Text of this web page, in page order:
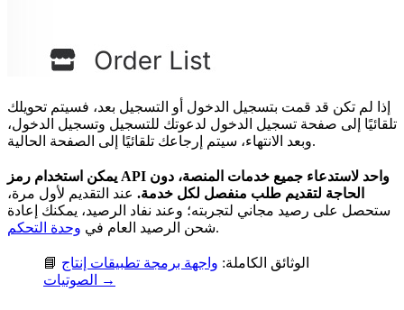
إذا لم تكن قد قمت بتسجيل الدخول أو التسجيل بعد، فسيتم تحويلك
تلقائيًا إلى صفحة تسجيل الدخول لدعوتك للتسجيل وتسجيل الدخول،
وبعد الانتهاء، سيتم إرجاعك تلقائيًا إلى الصفحة الحالية.
يمكن استخدام رمز API واحد لاستدعاء جميع خدمات المنصة، دون
الحاجة لتقديم طلب منفصل لكل خدمة. عند التقديم لأول مرة،
ستحصل على رصيد مجاني لتجربته؛ وعند نفاد الرصيد، يمكنك إعادة
شحن الرصيد العام في وحدة التحكم .
📘 الوثائق الكاملة: واجهة برمجة تطبيقات إنتاج
الصوتيات →